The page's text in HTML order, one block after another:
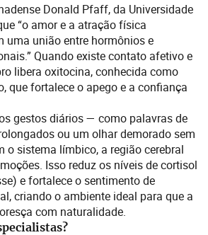
Donald Pfaff, da Universidade
“o amor e a atração física
uma união entre hormônios e
Quando existe contato afetivo e
libera oxitocina, conhecida como
que fortalece o apego e a confiança
gestos diários — como palavras de
ou um olhar demorado sem
o sistema límbico, a região cerebral
Isso reduz os níveis de cortisol
e fortalece o sentimento de
criando o ambiente ideal para que a
com naturalidade.